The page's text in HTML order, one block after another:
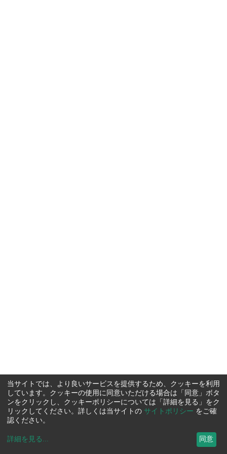
当サイトでは、より良いサービスを提供するため、クッキーを利用
しています。クッキーの使用に同意いただける場合は「同意」ボタ
ンをクリックし、クッキーポリシーについては「詳細を見る」をク
リックしてください。詳しくは当サイトの サイトポリシー をご確
認ください。
詳細を見る ... 同意